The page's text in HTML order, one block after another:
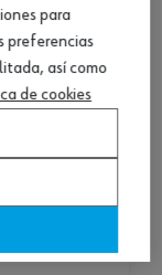
para
preferencias
así como
de cookies